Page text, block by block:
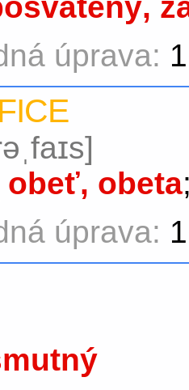
úprava:
obeť, obeta
úprava: